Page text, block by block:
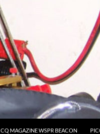
CQ MAGAZINE WSPR BEACON